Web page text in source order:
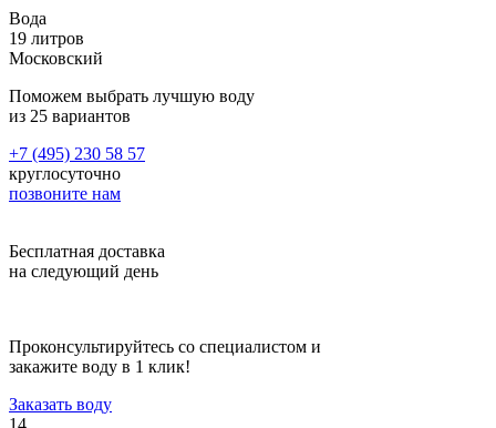
Вода
19 литров
Московский
Поможем выбрать лучшую воду
из 25 вариантов
+7 (495) 230 58 57
круглосуточно
позвоните нам
Бесплатная доставка
на следующий день
Проконсультируйтесь со специалистом и
закажите воду в 1 клик!
Заказать воду
14
корпуса в жидкость всё же происходит, и она тем интенсивнее,
чем выше температура воздуха. Длительное хранение жидкостей
в бутылях 19 литров допустимо при температуре не выше
Скидка до 100% на установку
Ищите модели, участвующие в акции, и закажите установку
Наши вакансии
Обязанности:
Работа с постоянными клиентами